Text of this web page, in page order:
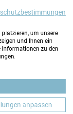
um unsere
und Ihnen ein
Informationen zu den
anpassen